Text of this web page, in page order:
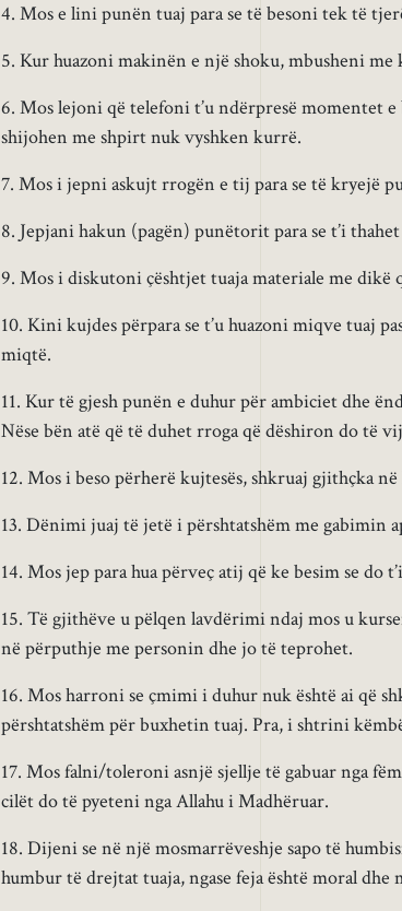
4. Mos e lini punën tuaj para se të besoni tek të
5. Kur huazoni makinën e një shoku, mbusheni me
6. Mos lejoni që telefoni t’u ndërpresë momentet
shijohen me shpirt nuk vyshken kurrë.
7. Mos i jepni askujt rrogën e tij para se të kryejë
8. Jepjani hakun (pagën) punëtorit para se t’i
9. Mos i diskutoni çështjet tuaja materiale me dikë
10. Kini kujdes përpara se t’u huazoni miqve tuaj
miqtë.
11. Kur të gjesh punën e duhur për ambiciet dhe
Nëse bën atë që të duhet rroga që dëshiron do të
12. Mos i beso përherë kujtesës, shkruaj gjithçka
13. Dënimi juaj të jetë i përshtatshëm me gabimin
14. Mos jep para hua përveç atij që ke besim se do
15. Të gjithëve u pëlqen lavdërimi ndaj mos u
në përputhje me personin dhe jo të teprohet.
16. Mos harroni se çmimi i duhur nuk është ai që
përshtatshëm për buxhetin tuaj. Pra, i shtrini
17. Mos falni/toleroni asnjë sjellje të gabuar nga
cilët do të pyeteni nga Allahu i Madhëruar.
18. Dijeni se në një mosmarrëveshje sapo të
humbur të drejtat tuaja, ngase feja është moral dhe